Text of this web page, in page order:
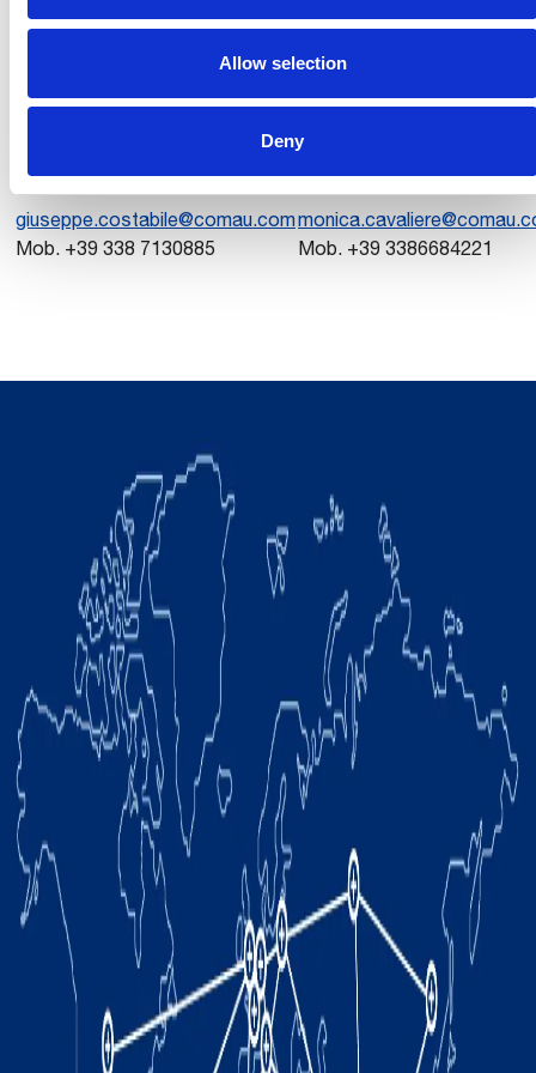
Allow selection
Deny
www.comau.com
Press Office – Headquarters
giuseppe.costabile@comau.com
Mob. +39 338 7130885
Mob. +39 3386684221